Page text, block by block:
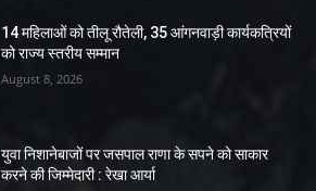
14 महिलाओं को तीलू रौतेली, 35 आंगनवाड़ी कार्यकत्रियों
को राज्य स्तरीय सम्मान
August 8, 2026
युवा निशानेबाजों पर जसपाल राणा के सपने को साकार
करने की जिम्मेदारी : रेखा आर्या